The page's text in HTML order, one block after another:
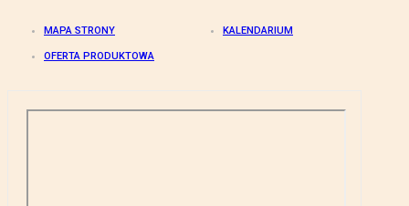
MAPA STRONY KALENDARIUM
OFERTA PRODUKTOWA